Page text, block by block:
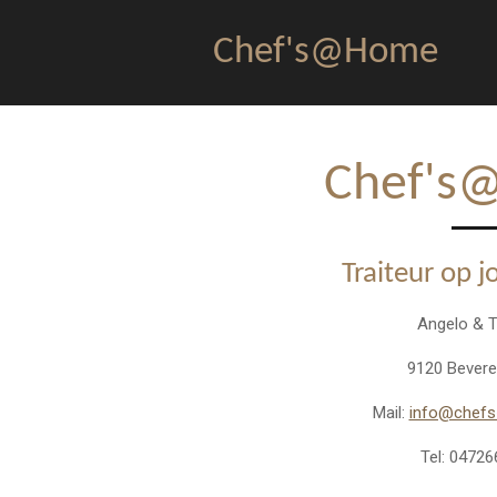
de
Chef's@Home
Traiteur op
Angelo &
9120
Mail:
Tel: